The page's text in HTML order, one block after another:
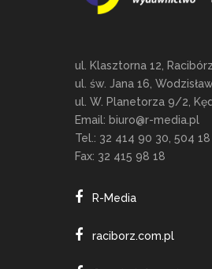
ul. Klasztorna 12, Racibórz
ul. św. Jana 16,
ul. W. Planetorza 9/2,
Email: biuro@r-media.pl
Tel.: 32 414 90 30, 504 18
Fax: 32 415 98 18
R-Media
raciborz.com.pl